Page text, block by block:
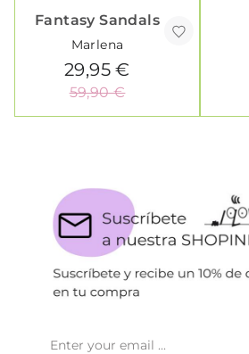
Fantasy Sandals
Marlena
29,95 €
59,90 €